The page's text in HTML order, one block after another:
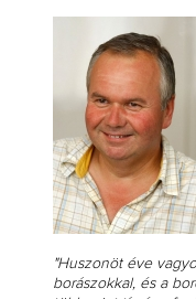
"Huszonöt éve
borászokkal, és a